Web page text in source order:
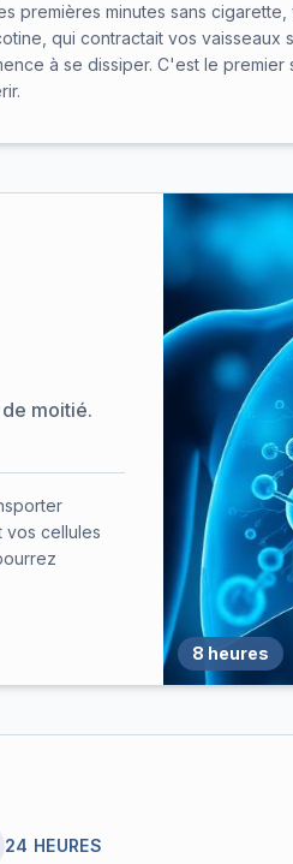
premières minutes sans
qui contractait vos
à se dissiper. C'est le
8 heures
moitié.
vos cellules
24 HEURES